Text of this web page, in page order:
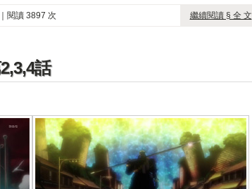
閱讀 3897 次 繼續閱讀 § 全 文
話